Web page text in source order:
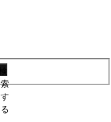
索
す
る